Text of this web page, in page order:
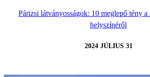
Párizsi látványosságok: 10 meglepő tény
helyszínéről
2024 JÚLIUS 31